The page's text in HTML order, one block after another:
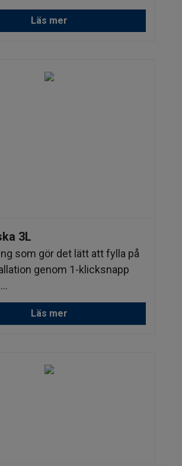
Läs mer
3L
som gör det lätt att fylla på
genom 1-klicksnapp
Läs mer